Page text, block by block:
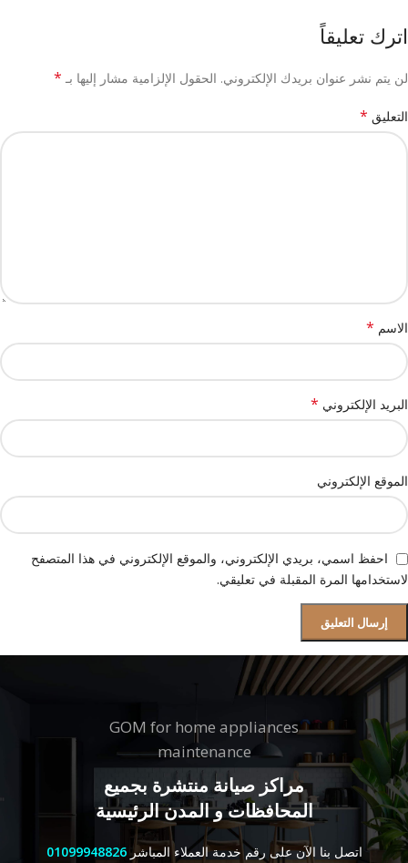
اترك تعليقاً
لن يتم نشر عنوان بريدك الإلكتروني. الحقول الإلزامية مشار إليها بـ *
التعليق *
الاسم *
البريد الإلكتروني *
الموقع الإلكتروني
احفظ اسمي، بريدي الإلكتروني، والموقع الإلكتروني في هذا المتصفح
لاستخدامها المرة المقبلة في تعليقي.
GOM for home appliances
maintenance
مراكز صيانة منتشرة بجميع
المحافظات و المدن الرئيسية
اتصل بنا الآن على رقم خدمة العملاء المباشر 01099948826